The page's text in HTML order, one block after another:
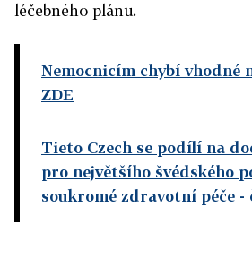
léčebného plánu.
Nemocnicím chybí vhodné
ZDE
Tieto Czech se podílí na
pro největšího švédského
soukromé zdravotní péče -